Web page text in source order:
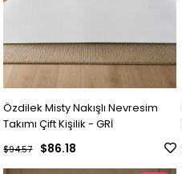
Özdilek Misty Nakışlı Nevresim
Takımı Çift Kişilik - GRİ
$86.18
$94.57